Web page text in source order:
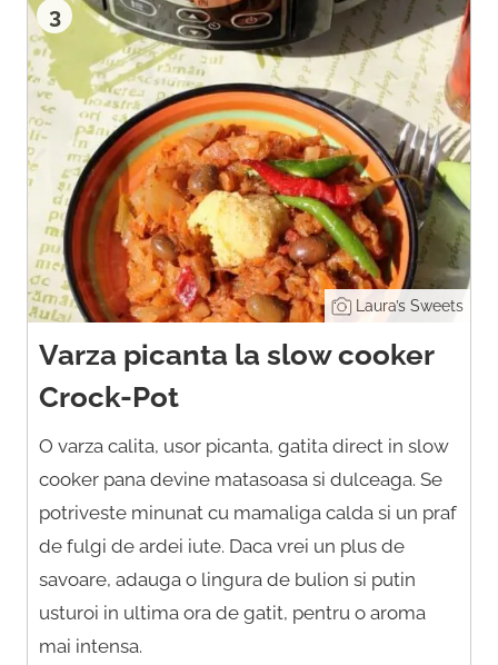
3
Laura’s Sweets
Varza picanta la slow cooker
Crock-Pot
O varza calita, usor picanta, gatita direct in slow
cooker pana devine matasoasa si dulceaga. Se
potriveste minunat cu mamaliga calda si un praf
de fulgi de ardei iute. Daca vrei un plus de
savoare, adauga o lingura de bulion si putin
usturoi in ultima ora de gatit, pentru o aroma
mai intensa.